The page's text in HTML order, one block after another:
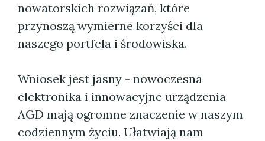
nowatorskich rozwiązań, które
przynoszą wymierne korzyści dla
naszego portfela i środowiska.
Wniosek jest jasny - nowoczesna
elektronika i innowacyjne urządzenia
AGD mają ogromne znaczenie w naszym
codziennym życiu. Ułatwiają nam